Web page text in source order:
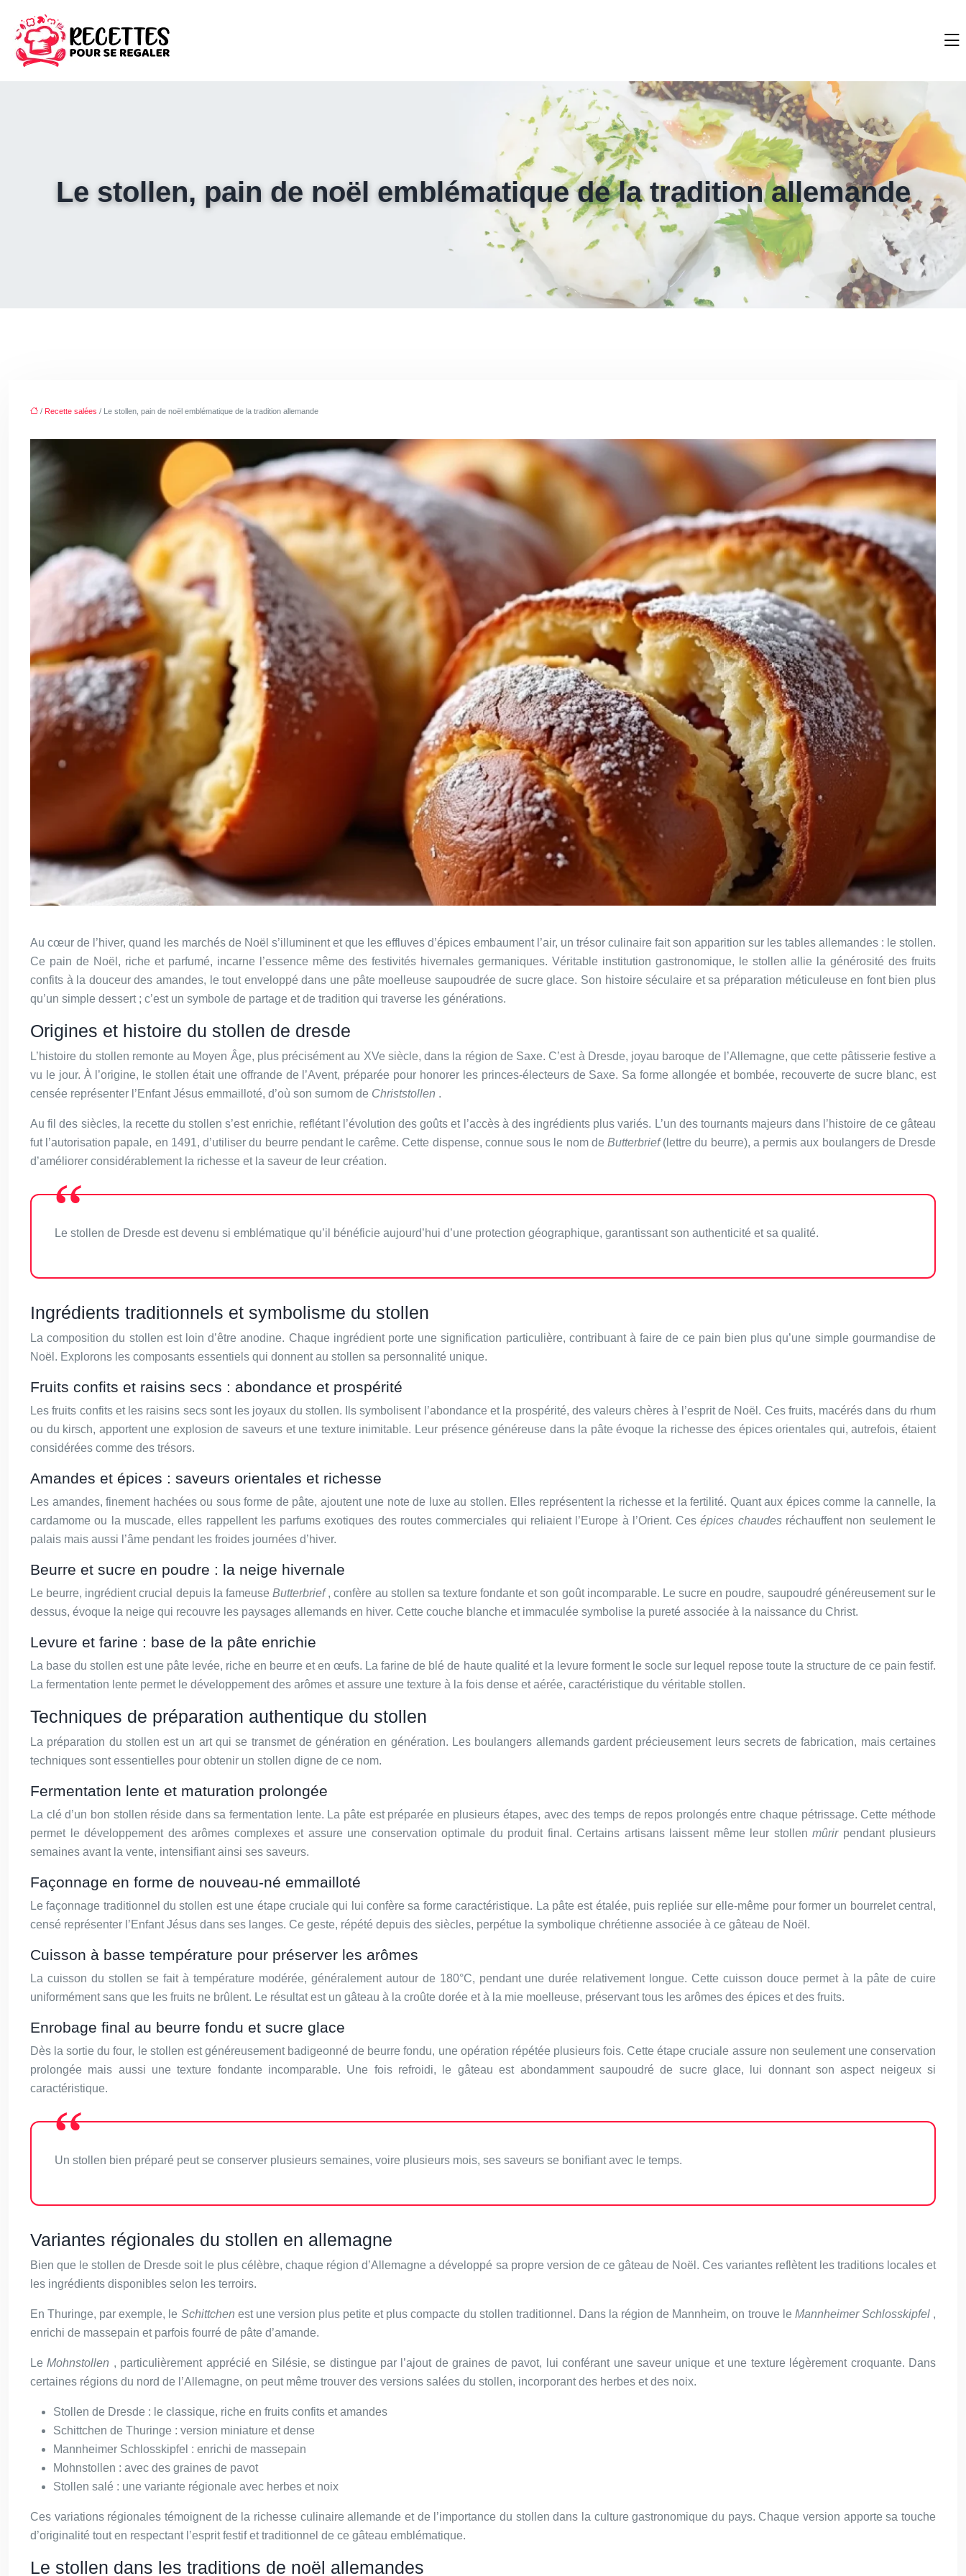
Le stollen, pain de noël emblématique de la tradition allemande
/ Recette salées / Le stollen, pain de noël emblématique de la tradition allemande
Au cœur de l’hiver, quand les marchés de Noël s’illuminent et que les effluves d’épices embaument l’air, un trésor culinaire fait son apparition sur les tables allemandes : le stollen.
Ce pain de Noël, riche et parfumé, incarne l’essence même des festivités hivernales germaniques. Véritable institution gastronomique, le stollen allie la générosité des fruits
confits à la douceur des amandes, le tout enveloppé dans une pâte moelleuse saupoudrée de sucre glace. Son histoire séculaire et sa préparation méticuleuse en font bien plus
qu’un simple dessert ; c’est un symbole de partage et de tradition qui traverse les générations.
Origines et histoire du stollen de dresde
L’histoire du stollen remonte au Moyen Âge, plus précisément au XVe siècle, dans la région de Saxe. C’est à Dresde, joyau baroque de l’Allemagne, que cette pâtisserie festive a
vu le jour. À l’origine, le stollen était une offrande de l’Avent, préparée pour honorer les princes-électeurs de Saxe. Sa forme allongée et bombée, recouverte de sucre blanc, est
censée représenter l’Enfant Jésus emmailloté, d’où son surnom de Christstollen .
Au fil des siècles, la recette du stollen s’est enrichie, reflétant l’évolution des goûts et l’accès à des ingrédients plus variés. L’un des tournants majeurs dans l’histoire de ce gâteau
fut l’autorisation papale, en 1491, d’utiliser du beurre pendant le carême. Cette dispense, connue sous le nom de Butterbrief(lettre du beurre), a permis aux boulangers de Dresde
d’améliorer considérablement la richesse et la saveur de leur création.
Le stollen de Dresde est devenu si emblématique qu’il bénéficie aujourd’hui d’une protection géographique, garantissant son authenticité et sa qualité.
Ingrédients traditionnels et symbolisme du stollen
La composition du stollen est loin d’être anodine. Chaque ingrédient porte une signification particulière, contribuant à faire de ce pain bien plus qu’une simple gourmandise de
Noël. Explorons les composants essentiels qui donnent au stollen sa personnalité unique.
Fruits confits et raisins secs : abondance et prospérité
Les fruits confits et les raisins secs sont les joyaux du stollen. Ils symbolisent l’abondance et la prospérité, des valeurs chères à l’esprit de Noël. Ces fruits, macérés dans du rhum
ou du kirsch, apportent une explosion de saveurs et une texture inimitable. Leur présence généreuse dans la pâte évoque la richesse des épices orientales qui, autrefois, étaient
considérées comme des trésors.
Amandes et épices : saveurs orientales et richesse
Les amandes, finement hachées ou sous forme de pâte, ajoutent une note de luxe au stollen. Elles représentent la richesse et la fertilité. Quant aux épices comme la cannelle, la
cardamome ou la muscade, elles rappellent les parfums exotiques des routes commerciales qui reliaient l’Europe à l’Orient. Cesépices chaudes réchauffent non seulement le
palais mais aussi l’âme pendant les froides journées d’hiver.
Beurre et sucre en poudre : la neige hivernale
Le beurre, ingrédient crucial depuis la fameuseButterbrief, confère au stollen sa texture fondante et son goût incomparable. Le sucre en poudre, saupoudré généreusement sur le
dessus, évoque la neige qui recouvre les paysages allemands en hiver. Cette couche blanche et immaculée symbolise la pureté associée à la naissance du Christ.
Levure et farine : base de la pâte enrichie
La base du stollen est une pâte levée, riche en beurre et en œufs. La farine de blé de haute qualité et la levure forment le socle sur lequel repose toute la structure de ce pain festif.
La fermentation lente permet le développement des arômes et assure une texture à la fois dense et aérée, caractéristique du véritable stollen.
Techniques de préparation authentique du stollen
La préparation du stollen est un art qui se transmet de génération en génération. Les boulangers allemands gardent précieusement leurs secrets de fabrication, mais certaines
techniques sont essentielles pour obtenir un stollen digne de ce nom.
Fermentation lente et maturation prolongée
La clé d’un bon stollen réside dans sa fermentation lente. La pâte est préparée en plusieurs étapes, avec des temps de repos prolongés entre chaque pétrissage. Cette méthode
permet le développement des arômes complexes et assure une conservation optimale du produit final. Certains artisans laissent même leur stollen mûrir pendant plusieurs
semaines avant la vente, intensifiant ainsi ses saveurs.
Façonnage en forme de nouveau-né emmailloté
Le façonnage traditionnel du stollen est une étape cruciale qui lui confère sa forme caractéristique. La pâte est étalée, puis repliée sur elle-même pour former un bourrelet central,
censé représenter l’Enfant Jésus dans ses langes. Ce geste, répété depuis des siècles, perpétue la symbolique chrétienne associée à ce gâteau de Noël.
Cuisson à basse température pour préserver les arômes
La cuisson du stollen se fait à température modérée, généralement autour de 180°C, pendant une durée relativement longue. Cette cuisson douce permet à la pâte de cuire
uniformément sans que les fruits ne brûlent. Le résultat est un gâteau à la croûte dorée et à la mie moelleuse, préservant tous les arômes des épices et des fruits.
Enrobage final au beurre fondu et sucre glace
Dès la sortie du four, le stollen est généreusement badigeonné de beurre fondu, une opération répétée plusieurs fois. Cette étape cruciale assure non seulement une conservation
prolongée mais aussi une texture fondante incomparable. Une fois refroidi, le gâteau est abondamment saupoudré de sucre glace, lui donnant son aspect neigeux si
caractéristique.
Un stollen bien préparé peut se conserver plusieurs semaines, voire plusieurs mois, ses saveurs se bonifiant avec le temps.
Variantes régionales du stollen en allemagne
Bien que le stollen de Dresde soit le plus célèbre, chaque région d’Allemagne a développé sa propre version de ce gâteau de Noël. Ces variantes reflètent les traditions locales et
les ingrédients disponibles selon les terroirs.
En Thuringe, par exemple, le Schittchen est une version plus petite et plus compacte du stollen traditionnel. Dans la région de Mannheim, on trouve le Mannheimer Schlosskipfel ,
enrichi de massepain et parfois fourré de pâte d’amande.
LeMohnstollen , particulièrement apprécié en Silésie, se distingue par l’ajout de graines de pavot, lui conférant une saveur unique et une texture légèrement croquante. Dans
certaines régions du nord de l’Allemagne, on peut même trouver des versions salées du stollen, incorporant des herbes et des noix.
Stollen de Dresde : le classique, riche en fruits confits et amandes
Schittchen de Thuringe : version miniature et dense
Mannheimer Schlosskipfel : enrichi de massepain
Mohnstollen : avec des graines de pavot
Stollen salé : une variante régionale avec herbes et noix
Ces variations régionales témoignent de la richesse culinaire allemande et de l’importance du stollen dans la culture gastronomique du pays. Chaque version apporte sa touche
d’originalité tout en respectant l’esprit festif et traditionnel de ce gâteau emblématique.
Le stollen dans les traditions de noël allemandes